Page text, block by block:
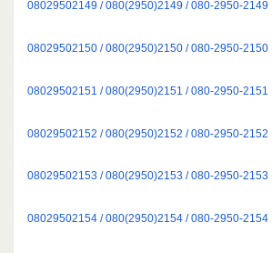
08029502149 / 080(2950)2149 / 080-2950-2149
08029502150 / 080(2950)2150 / 080-2950-2150
08029502151 / 080(2950)2151 / 080-2950-2151
08029502152 / 080(2950)2152 / 080-2950-2152
08029502153 / 080(2950)2153 / 080-2950-2153
08029502154 / 080(2950)2154 / 080-2950-2154